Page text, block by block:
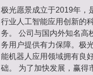
极光愿景成立于2019年，
行业人工智能应用创新的
务。 公司与国内外知名高
务用户提供有力保障。极
能机器人应用领域拥有良
础。 为了加快发展，赢得